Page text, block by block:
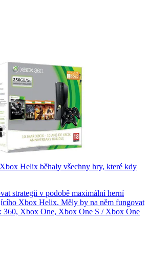
Helix běhaly všechny hry, které kdy
strategii v podobě maximální herní
Xbox Helix. Měly by na něm fungovat
360, Xbox One, Xbox One S / Xbox One